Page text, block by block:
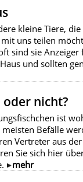
kleine Tiere, die
uns teilen
sind sie Anzeiger
und sollten
oder nicht?
ist
Befälle
Vertreter aus der
Sie sich hier
mehr